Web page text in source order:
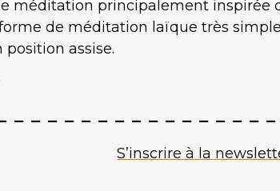
méditation principalement inspirée
de méditation laïque très
assise.
S’inscrire à la